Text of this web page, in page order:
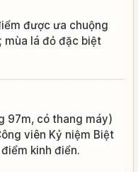
được ưa chuộng
mùa lá đỏ đặc biệt
97m, có thang máy)
viên Kỷ niệm Biệt
kinh điển.